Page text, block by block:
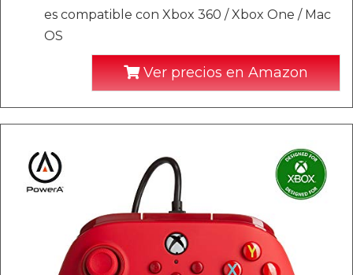
es compatible con Xbox 360 / Xbox One / Mac
OS
Ver precios en Amazon